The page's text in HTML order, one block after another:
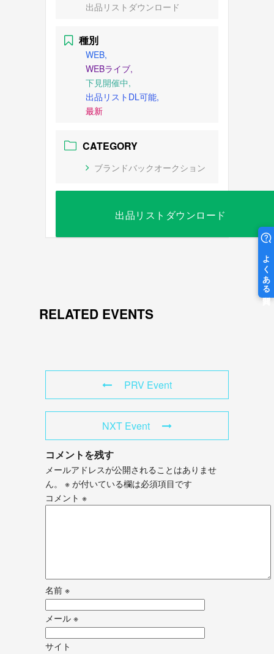
出品リストダウンロード
種別
WEB,
WEBライブ,
下見開催中,
出品リストDL可能,
最新
CATEGORY
ブランドバックオークション
出品リストダウンロード
RELATED EVENTS
PRV Event
NXT Event
コメントを残す
メールアドレスが公開されることはありませ
ん。
※ が付いている欄は必須項目です
コメント ※
名前 ※
メール ※
サイト